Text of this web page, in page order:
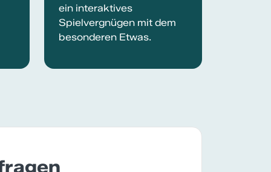
ein interaktives
Spielvergnügen mit dem
besonderen Etwas.